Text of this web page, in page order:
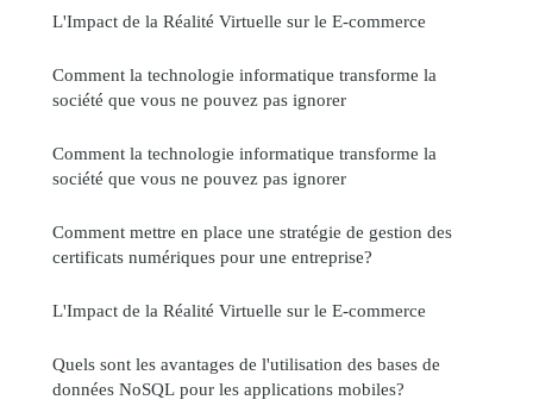
L'Impact de la Réalité Virtuelle sur le E-commerce
Comment la technologie informatique transforme la
société que vous ne pouvez pas ignorer
Comment la technologie informatique transforme la
société que vous ne pouvez pas ignorer
Comment mettre en place une stratégie de gestion des
certificats numériques pour une entreprise?
L'Impact de la Réalité Virtuelle sur le E-commerce
Quels sont les avantages de l'utilisation des bases de
données NoSQL pour les applications mobiles?